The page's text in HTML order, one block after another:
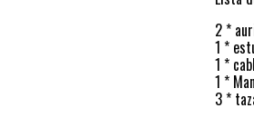
2 *
1 *
1 *
1 *
3 *